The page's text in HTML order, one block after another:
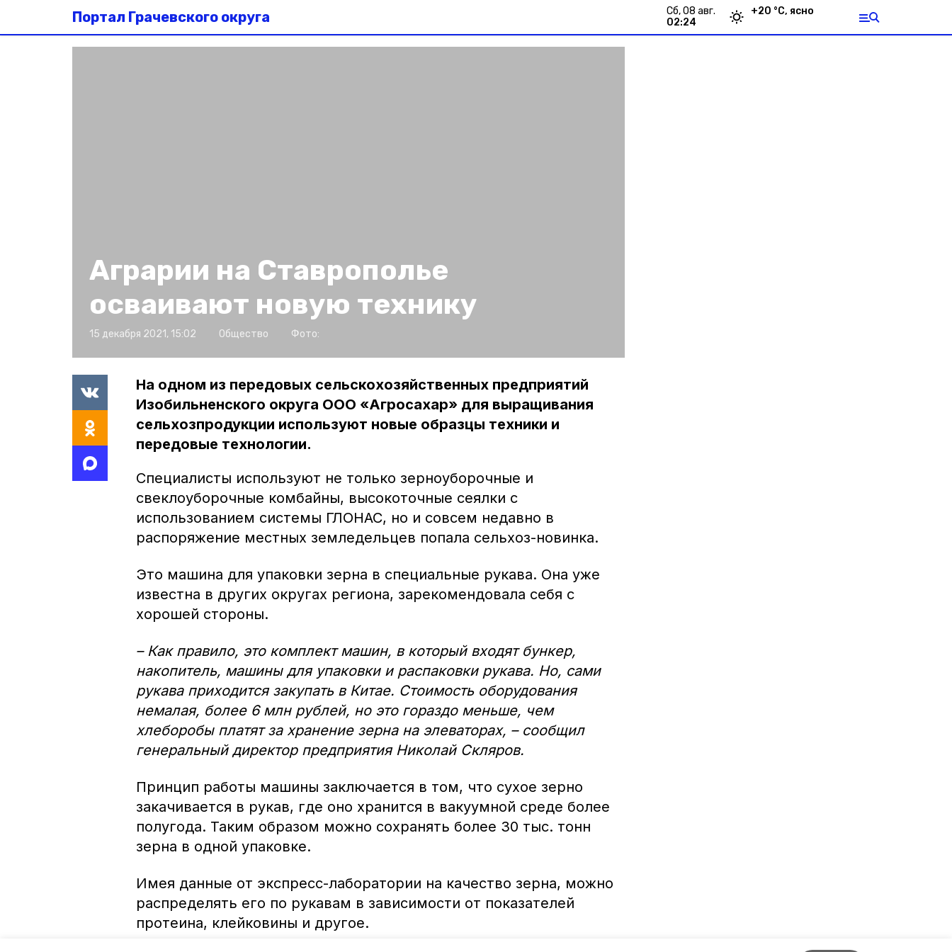
Портал Грачевского округа
сб, 08 авг.
02:24
+20 °С, ясно
Аграрии на Ставрополье
осваивают новую технику
15 декабря 2021, 15:02 Общество Фото:
На одном из передовых сельскохозяйственных предприятий
Изобильненского округа ООО «Агросахар» для выращивания
сельхозпродукции используют новые образцы техники и
передовые технологии.
Специалисты используют не только зерноуборочные и
свеклоуборочные комбайны, высокоточные сеялки с
использованием системы ГЛОНАС, но и совсем недавно в
распоряжение местных земледельцев попала сельхоз-новинка.
Это машина для упаковки зерна в специальные рукава. Она уже
известна в других округах региона, зарекомендовала себя с
хорошей стороны.
– Как правило, это комплект машин, в который входят бункер,
накопитель, машины для упаковки и распаковки рукава. Но, сами
рукава приходится закупать в Китае. Стоимость оборудования
немалая, более 6 млн рублей, но это гораздо меньше, чем
хлеборобы платят за хранение зерна на элеваторах, – сообщил
генеральный директор предприятия Николай Скляров.
Принцип работы машины заключается в том, что сухое зерно
закачивается в рукав, где оно хранится в вакуумной среде более
полугода. Таким образом можно сохранять более 30 тыс. тонн
зерна в одной упаковке.
Имея данные от экспресс-лаборатории на качество зерна, можно
распределять его по рукавам в зависимости от показателей
протеина, клейковины и другое.